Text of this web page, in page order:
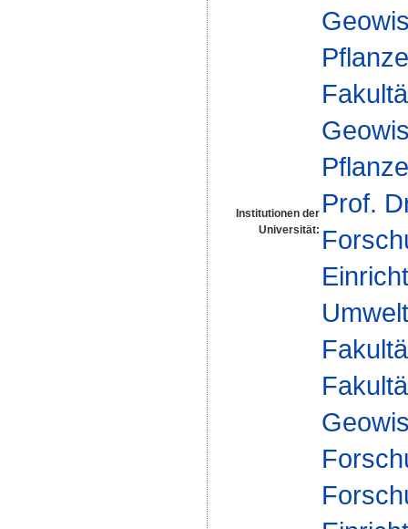
Institutionen der
Universität:
Prof.